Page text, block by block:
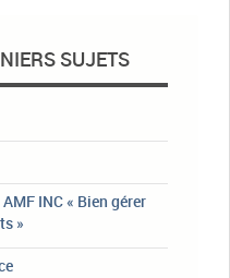
SUJETS
INC « Bien gérer
»